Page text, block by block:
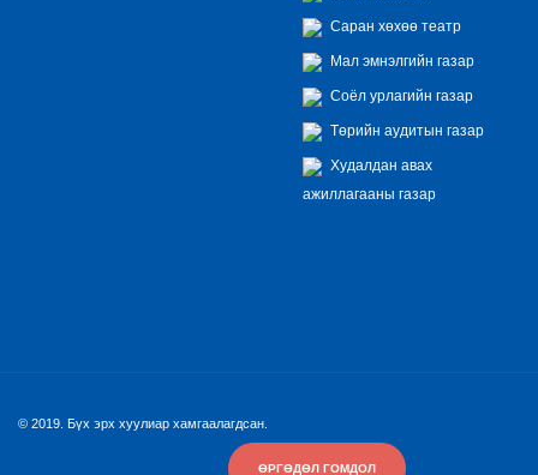
ӨРГӨДӨЛ ГОМДОЛ
Саран хөхөө театр
Мал эмнэлгийн газар
Соёл урлагийн газар
Төрийн аудитын газар
Худалдан авах
ажиллагааны газар
© 2019. Бүх эрх хуулиар хамгаалагдсан.